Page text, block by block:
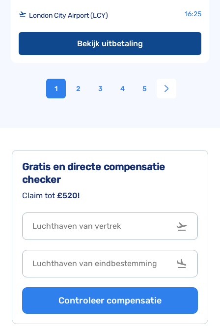
London City Airport (LCY) 16:25
Bekijk uitbetaling
1 2 3 4 5
Gratis en directe compensatie
checker
Claim tot £520!
Controleer compensatie